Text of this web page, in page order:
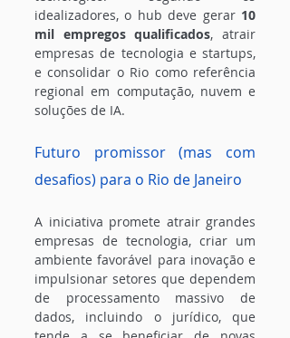
idealizadores, o hub deve gerar 10
mil empregos qualificados, atrair
empresas de tecnologia e startups,
e consolidar o Rio como referência
regional em computação, nuvem e
soluções de IA.
Futuro promissor (mas com
desafios) para o Rio de Janeiro
A iniciativa promete atrair grandes
empresas de tecnologia, criar um
ambiente favorável para inovação e
impulsionar setores que dependem
de processamento massivo de
dados, incluindo o jurídico, que